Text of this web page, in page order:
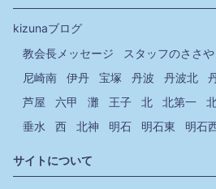
kizunaブログ
教会長メッセージ
スタッフのささや
尼崎南
伊丹 宝塚 丹波 丹波北
芦屋
六甲 灘 王子 北 北第一
垂水
西 北神 明石 明石東 明石
サイトについて